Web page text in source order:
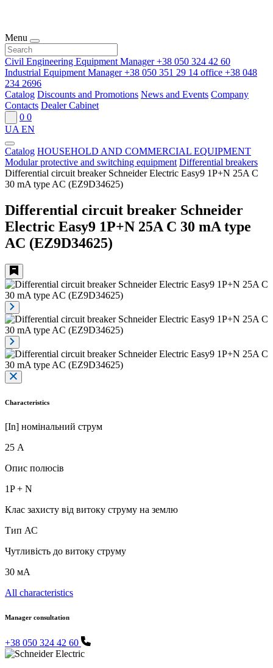
Menu
Civil Engineering Equipment Manager+38 050 324 42 60
Industrial Equipment Manager+38 050 351 29 14 office +38 048
234 2696
Catalog Discounts and Promotions News and Events Company
Contacts Dealer Cabinet
0 0
UA EN
Catalog HOUSEHOLD AND COMMERCIAL EQUIPMENT
Modular protective and switching equipment Differential breakers
Differential circuit breaker Schneider Electric Easy9 1P+N 25A C
30 mA type AC (EZ9D34625)
Differential circuit breaker Schneider
Electric Easy9 1P+N 25A C 30 mA type
AC (EZ9D34625)
Characteristics
[In] номінальний струм
25 А
Опис полюсів
1P + N
Клас захисту від витоку струму на землю
Тип АС
Чутливість до витоку струму
30 мА
All characteristics
Manager consultation
+38 050 324 42 60